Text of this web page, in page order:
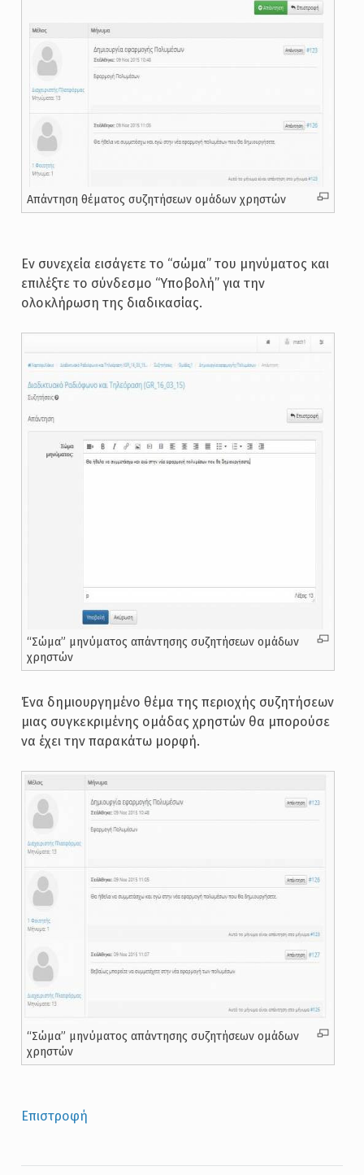
Απάντηση θέματος συζητήσεων ομάδων χρηστών
Εν συνεχεία εισάγετε το “σώμα” του μηνύματος και
επιλέξτε το σύνδεσμο “Υποβολή” για την
ολοκλήρωση της διαδικασίας.
“Σώμα” μηνύματος απάντησης συζητήσεων ομάδων
χρηστών
Ένα δημιουργημένο θέμα της περιοχής συζητήσεων
μιας συγκεκριμένης ομάδας χρηστών θα μπορούσε
να έχει την παρακάτω μορφή.
“Σώμα” μηνύματος απάντησης συζητήσεων ομάδων
χρηστών
Επιστροφή